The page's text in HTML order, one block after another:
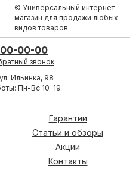
© Универсальный интернет-
магазин для продажи любых
видов товаров
00-00
звонок
Ильинка, 98
Пн-Вс 10-19
Гарантии
Статьи и обзоры
Акции
Контакты